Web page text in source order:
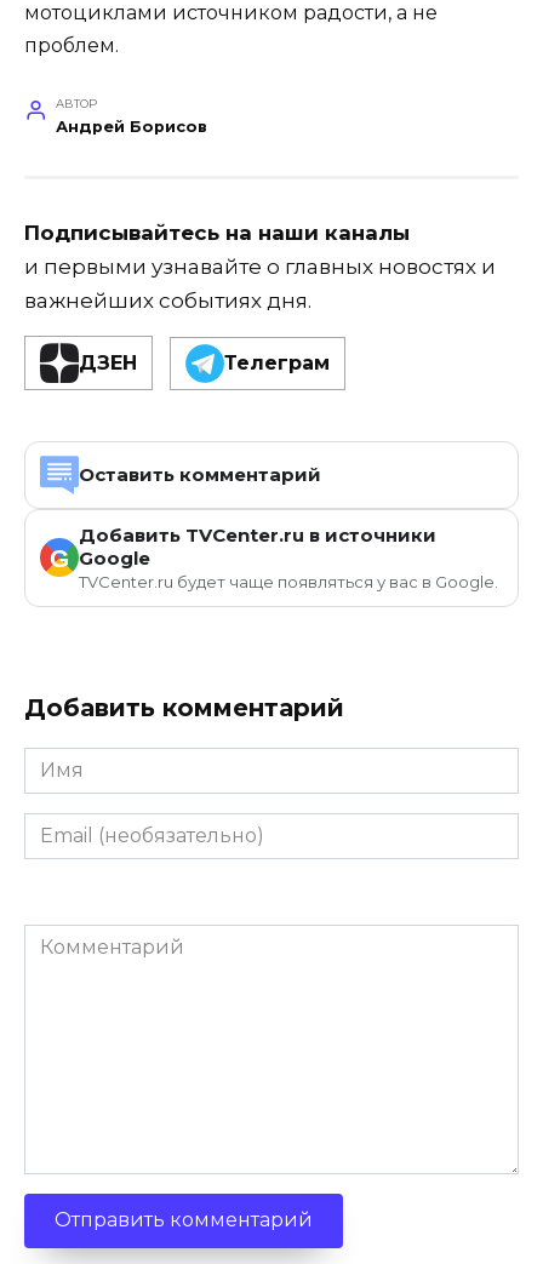
мотоциклами источником радости, а не
проблем.
АВТОР
Андрей Борисов
Подписывайтесь на наши каналы
и первыми узнавайте о главных новостях и
важнейших событиях дня.
ДЗЕН Телеграм
Оставить комментарий
G
Добавить TVCenter.ru в источники
Google
TVCenter.ru будет чаще появляться у вас в Google.
Добавить комментарий
Имя
Email
(необязательно)
Комментарий